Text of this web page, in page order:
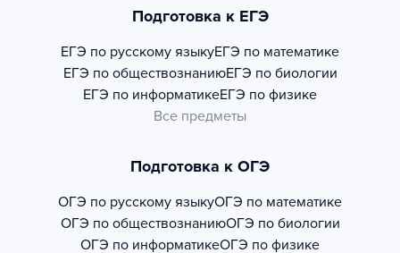
Подготовка к ЕГЭ
ЕГЭ по русскому языкуЕГЭ по математике
ЕГЭ по обществознаниюЕГЭ по биологии
ЕГЭ по информатикеЕГЭ по физике
Все предметы
Подготовка к ОГЭ
ОГЭ по русскому языкуОГЭ по математике
ОГЭ по обществознаниюОГЭ по биологии
ОГЭ по информатикеОГЭ по физике